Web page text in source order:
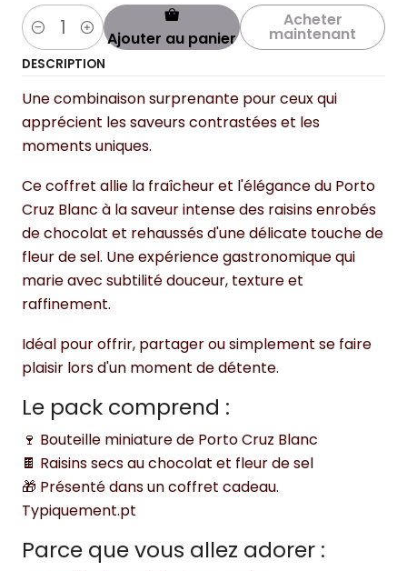
Quantité Ajouter au panier
Acheter
maintenant
DESCRIPTION
Une combinaison surprenante pour ceux qui
apprécient les saveurs contrastées et les
moments uniques.
Ce coffret allie la fraîcheur et l'élégance du Porto
Cruz Blanc à la saveur intense des raisins enrobés
de chocolat et rehaussés d'une délicate touche de
fleur de sel. Une expérience gastronomique qui
marie avec subtilité douceur, texture et
raffinement.
Idéal pour offrir, partager ou simplement se faire
plaisir lors d'un moment de détente.
Le pack comprend :
🍷 Bouteille miniature de Porto Cruz Blanc
🍫 Raisins secs au chocolat et fleur de sel
🎁 Présenté dans un coffret cadeau.
Typiquement.pt
Parce que vous allez adorer :